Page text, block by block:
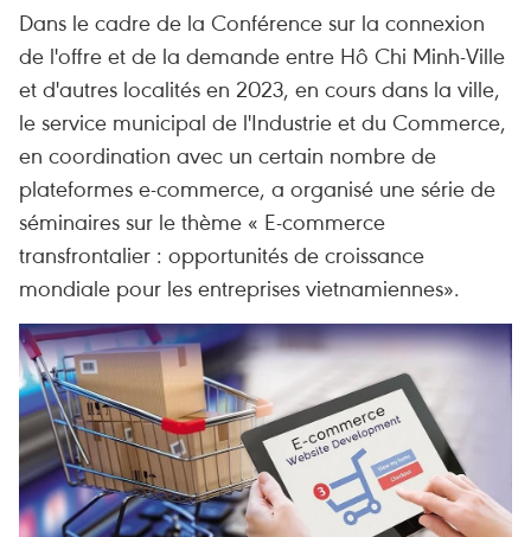
Dans le cadre de la Conférence sur la connexion
de l'offre et de la demande entre Hô Chi Minh-Ville
et d'autres localités en 2023, en cours dans la ville,
le service municipal de l'Industrie et du Commerce,
en coordination avec un certain nombre de
plateformes e-commerce, a organisé une série de
séminaires sur le thème « E-commerce
transfrontalier : opportunités de croissance
mondiale pour les entreprises vietnamiennes».